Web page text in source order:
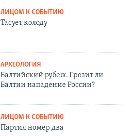
ЛИЦОМ К СОБЫТИЮ
Тасует колоду
АРХЕОЛОГИЯ
Балтийский рубеж. Грозит ли
Балтии нападение России?
ЛИЦОМ К СОБЫТИЮ
Партия номер два